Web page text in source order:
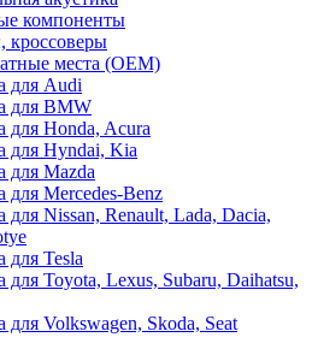
компоненты
кроссоверы
места (OEM)
для Audi
для BMW
для Honda, Acura
для Hyndai, Kia
для Mazda
для Mercedes-Benz
для Nissan, Renault, Lada, Dacia,
для Tesla
для Toyota, Lexus, Subaru, Daihatsu,
для Volkswagen, Skoda, Seat